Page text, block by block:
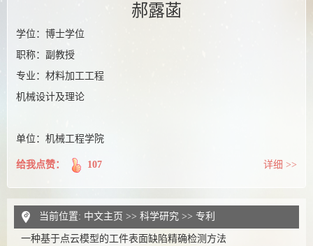
郝露菡
学位：博士学位
职称：副教授
专业：材料加工工程
机械设计及理论
单位：机械工程学院
给我点赞： 107 详细 >>
当前位置: 中文主页 >> 科学研究 >> 专利
一种基于点云模型的工件表面缺陷精确检测方法